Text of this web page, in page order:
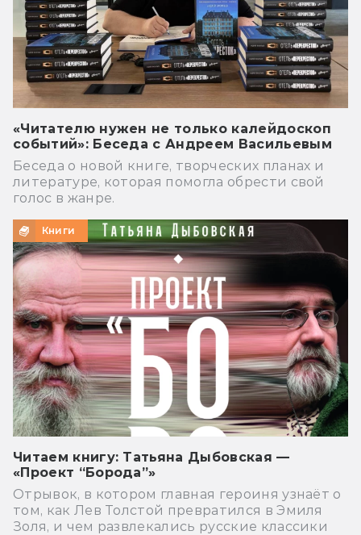
«Читателю нужен не только калейдоскоп
событий»: Беседа с Андреем Васильевым
Беседа о новой книге, творческих планах и
литературе, которая помогла обрести свой
голос в жанре.
Книги
Читаем книгу: Татьяна Дыбовская —
«Проект “Борода”»
Отрывок, в котором главная героиня узнаёт о
том, как Лев Толстой превратился в Эмиля
Золя, и чем развлекались русские классики